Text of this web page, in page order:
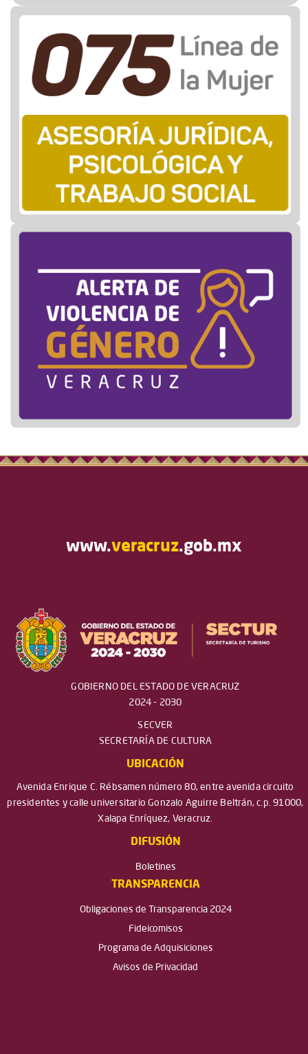
www.veracruz.gob.mx
GOBIERNO DEL ESTADO DE VERACRUZ
2024 - 2030
SECVER
SECRETARÍA DE CULTURA
UBICACIÓN
Avenida Enrique C. Rébsamen número 80, entre avenida circuito
presidentes y calle universitario Gonzalo Aguirre Beltrán, c.p. 91000,
Xalapa Enríquez, Veracruz.
DIFUSIÓN
Boletines
TRANSPARENCIA
Obligaciones de Transparencia 2024
Fideicomisos
Programa de Adquisiciones
Avisos de Privacidad